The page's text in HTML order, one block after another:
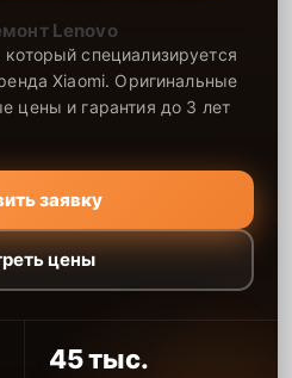
Lenovo
специализируется
Xiaomi. Оригинальные
цены и гарантия до 3 лет
заявку
цены
45 тыс.